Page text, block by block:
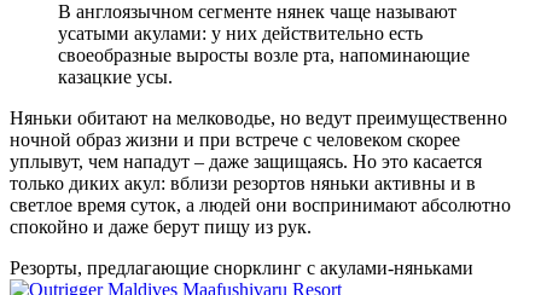
В англоязычном сегменте нянек чаще называют
усатыми акулами: у них действительно есть
своеобразные выросты возле рта, напоминающие
казацкие усы.
Няньки обитают на мелководье, но ведут преимущественно
ночной образ жизни и при встрече с человеком скорее
уплывут, чем нападут – даже защищаясь. Но это касается
только диких акул: вблизи резортов няньки активны и в
светлое время суток, а людей они воспринимают абсолютно
спокойно и даже берут пищу из рук.
Резорты, предлагающие снорклинг с акулами-няньками